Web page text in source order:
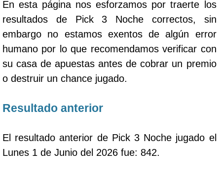
En esta página nos esforzamos por traerte los
resultados de Pick 3 Noche correctos, sin
embargo no estamos exentos de algún error
humano por lo que recomendamos verificar con
su casa de apuestas antes de cobrar un premio
o destruir un chance jugado.
Resultado anterior
El resultado anterior de Pick 3 Noche jugado el
Lunes 1 de Junio del 2026 fue: 842.